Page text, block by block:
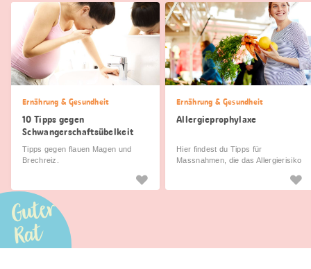
Ernährung & Gesundheit
10 Tipps gegen
Schwangerschaftsübelkeit
Tipps gegen flauen Magen und
Brechreiz.
Ernährung & Gesundheit
Allergieprophylaxe
Hier findest du Tipps für
Massnahmen, die das Allergierisiko
Guter
Rat